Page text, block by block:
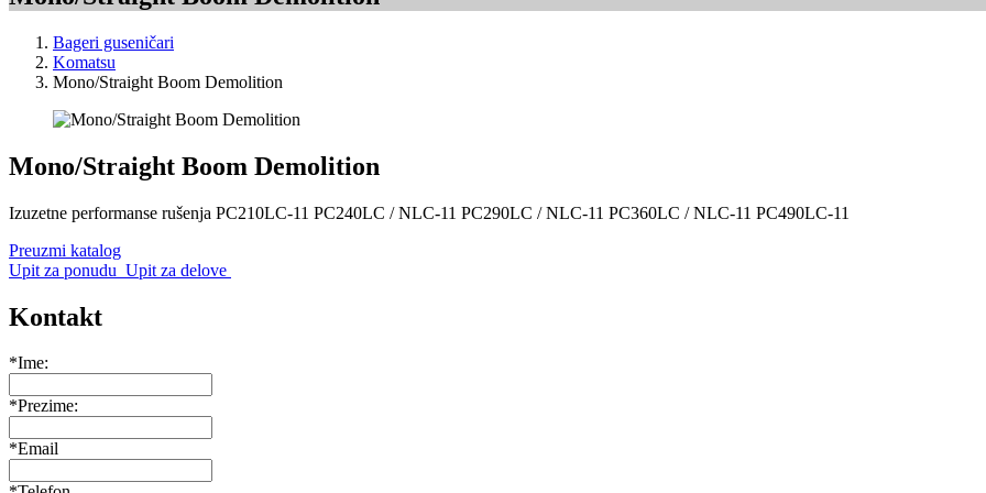
Bageri guseničari
Komatsu
Mono/Straight Boom Demolition
Mono/Straight Boom Demolition
Izuzetne performanse rušenja PC210LC-11 PC240LC / NLC-11 PC290LC / NLC-11 PC360LC / NLC-11 PC490LC-11
Preuzmi katalog
Upit za ponudu Upit za delove
Kontakt
*Ime:
*Prezime:
*Email